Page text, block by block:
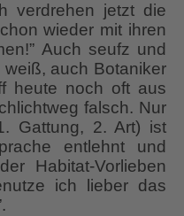
verdrehen jetzt die
wieder mit ihren
Auch seufz und
auch Botaniker
heute noch oft aus
falsch. Nur
Gattung, 2. Art) ist
entlehnt und
Habitat-Vorlieben
ich lieber das